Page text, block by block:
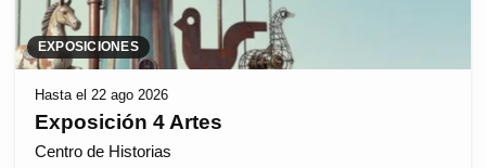
EXPOSICIONES
Hasta el 22 ago 2026
Exposición 4 Artes
Centro de Historias